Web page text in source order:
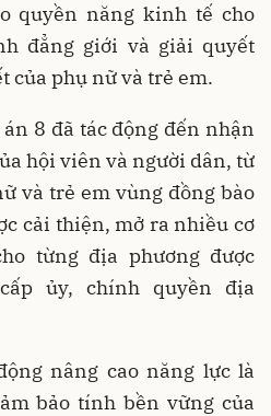
quyền năng kinh tế cho
đẳng giới và giải quyết
của phụ nữ và trẻ em.
8 đã tác động đến nhận
hội viên và người dân, từ
và trẻ em vùng đồng bào
cải thiện, mở ra nhiều cơ
từng địa phương được
ủy, chính quyền địa
nâng cao năng lực là
bảo tính bền vững của